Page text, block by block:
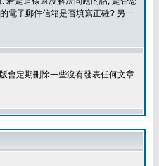
電子郵件信箱是否填寫正確? 另一
會定期刪除一些沒有發表任何文章